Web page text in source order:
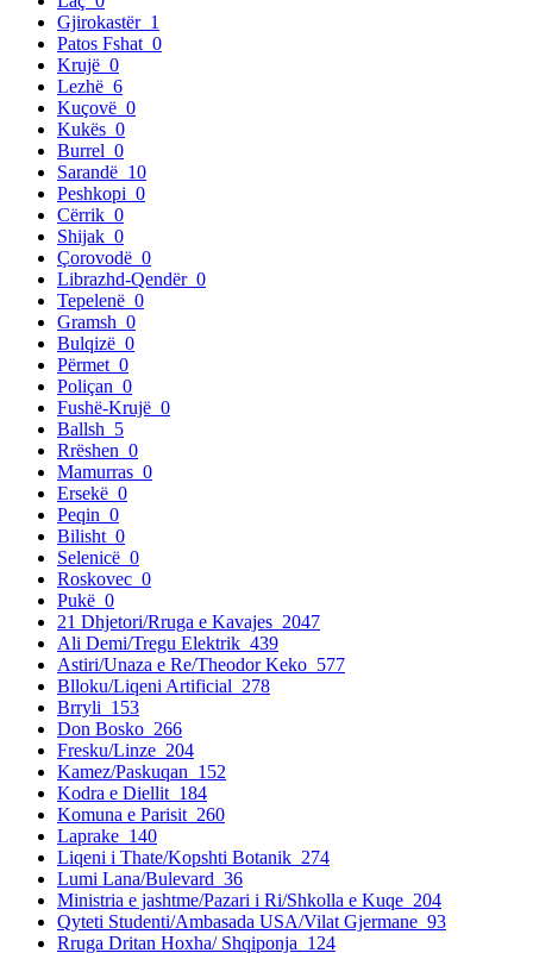
Gjirokastër 1
Patos Fshat 0
Krujë 0
Lezhë 6
Kuçovë 0
Kukës 0
Burrel 0
Sarandë 10
Peshkopi 0
Cërrik 0
Shijak 0
Çorovodë 0
Librazhd-Qendër 0
Tepelenë 0
Gramsh 0
Bulqizë 0
Përmet 0
Poliçan 0
Fushë-Krujë 0
Ballsh 5
Rrëshen 0
Mamurras 0
Ersekë 0
Peqin 0
Bilisht 0
Selenicë 0
Roskovec 0
Pukë 0
21 Dhjetori/Rruga e Kavajes 2047
Ali Demi/Tregu Elektrik 439
Astiri/Unaza e Re/Theodor Keko 577
Blloku/Liqeni Artificial 278
Brryli 153
Don Bosko 266
Fresku/Linze 204
Kamez/Paskuqan 152
Kodra e Diellit 184
Komuna e Parisit 260
Laprake 140
Liqeni i Thate/Kopshti Botanik 274
Lumi Lana/Bulevard 36
Ministria e jashtme/Pazari i Ri/Shkolla e Kuqe 204
Qyteti Studenti/Ambasada USA/Vilat Gjermane 93
Rruga Dritan Hoxha/ Shqiponja 124